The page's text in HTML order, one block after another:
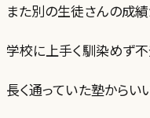
また別の生徒さんの成
学校に上手く馴染めず
長く通っていた塾からい